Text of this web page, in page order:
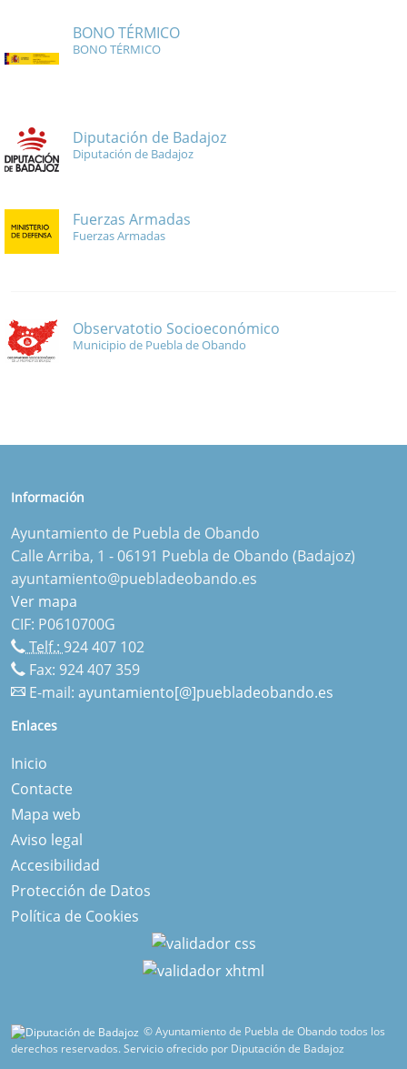
BONO TÉRMICO
BONO TÉRMICO
Diputación de Badajoz
Diputación de Badajoz
Fuerzas Armadas
Fuerzas Armadas
Observatotio Socioeconómico
Municipio de Puebla de Obando
Información
Ayuntamiento de Puebla de Obando
Calle Arriba, 1 - 06191 Puebla de Obando (Badajoz)
ayuntamiento@puebladeobando.es
Ver mapa
CIF: P0610700G
Telf.:924 407 102
Fax: 924 407 359
E-mail: ayuntamiento[@]puebladeobando.es
Enlaces
Inicio
Contacte
Mapa web
Aviso legal
Accesibilidad
Protección de Datos
Política de Cookies
© Ayuntamiento de Puebla de Obando todos los
derechos reservados.Servicio ofrecido por Diputación de Badajoz